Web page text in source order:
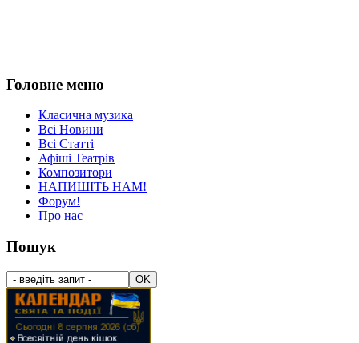
Головне меню
Класична музика
Всі Новини
Всі Статті
Афіші Театрів
Композитори
НАПИШІТЬ НАМ!
Форум!
Про нас
Пошук